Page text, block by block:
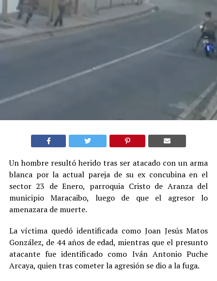
Un hombre resultó herido tras ser atacado con un arma
blanca por la actual pareja de su ex concubina en el
sector 23 de Enero, parroquia Cristo de Aranza del
municipio Maracaibo, luego de que el agresor lo
amenazara de muerte.
La víctima quedó identificada como Joan Jesús Matos
González, de 44 años de edad, mientras que el presunto
atacante fue identificado como Iván Antonio Puche
Arcaya, quien tras cometer la agresión se dio a la fuga.